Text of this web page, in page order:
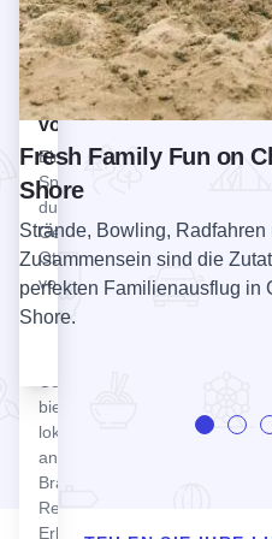
Ein Hotel und
Konferenzzentrum
mit vollem
Serviceangebot im
Starved Rock State
Park.
Brauerei
Tangled
Roots
Brewing
bietet ein
lokal
angebautes
Brauerei-
Restaurant-
Erlebnis
Siehe Tangled Roots
Reiten,
reichlich...
Die
Wandmalereien
von Ottawa
Eine
Spurensuche
durch die
Geschichte
Ottawas anhand
von Kunstwerken
Die Wandmalereien von
Fresh Family Fun on
Shore
Strände, Bowling, Radfahren
Zusammensein sind die
perfekten Familienausflug in
Shore.